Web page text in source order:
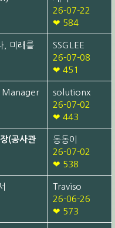
26-07-22
❤ 584
, 미래를
SSGLEE
26-07-08
❤ 451
Manager
solutionx
26-07-02
❤ 443
(공사관
동동이
26-07-02
❤ 538
Traviso
26-06-26
❤ 573